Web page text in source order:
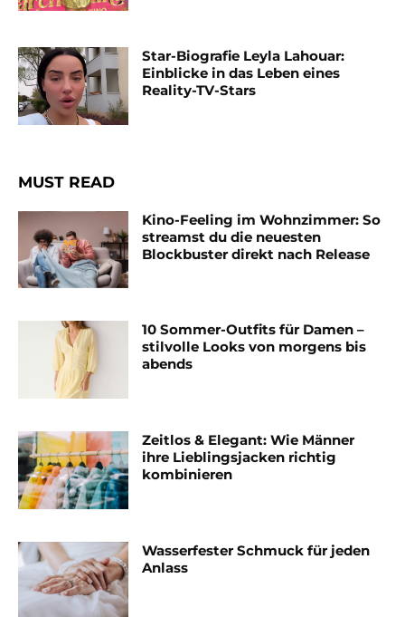
Star-Biografie Leyla Lahouar:
Einblicke in das Leben eines
Reality-TV-Stars
MUST READ
Kino-Feeling im Wohnzimmer: So
streamst du die neuesten
Blockbuster direkt nach Release
10 Sommer-Outfits für Damen –
stilvolle Looks von morgens bis
abends
Zeitlos & Elegant: Wie Männer
ihre Lieblingsjacken richtig
kombinieren
Wasserfester Schmuck für jeden
Anlass